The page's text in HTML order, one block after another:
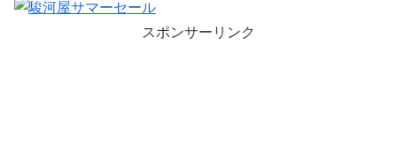
スポンサーリンク